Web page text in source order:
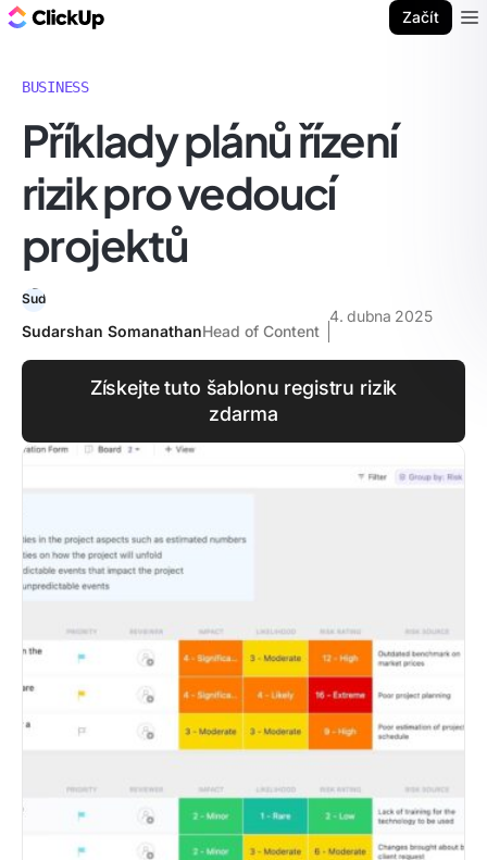
Začít
BUSINESS
Příklady plánů řízení
rizik pro vedoucí
projektů
Sudarshan SomanathanHead of Content
4. dubna 2025
Získejte tuto šablonu registru rizik
zdarma